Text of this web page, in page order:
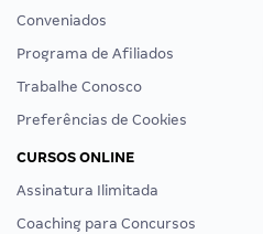
Conveniados
Programa de Afiliados
Trabalhe Conosco
Preferências de Cookies
CURSOS ONLINE
Assinatura Ilimitada
Coaching para Concursos